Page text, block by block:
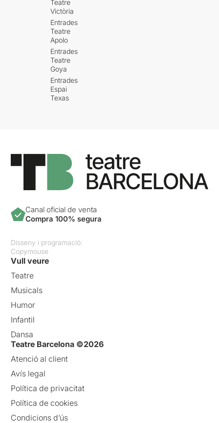
Teatre
Victòria
Entrades
Teatre
Apolo
Entrades
Teatre
Goya
Entrades
Espai
Texas
Canal oficial de venta
Compra 100% segura
Disseny i programació:
Copymouse
Vull veure
Teatre
Musicals
Humor
Infantil
Dansa
Teatre Barcelona ©2026
Atenció al client
Avís legal
Política de privacitat
Política de cookies
Condicions d’ús